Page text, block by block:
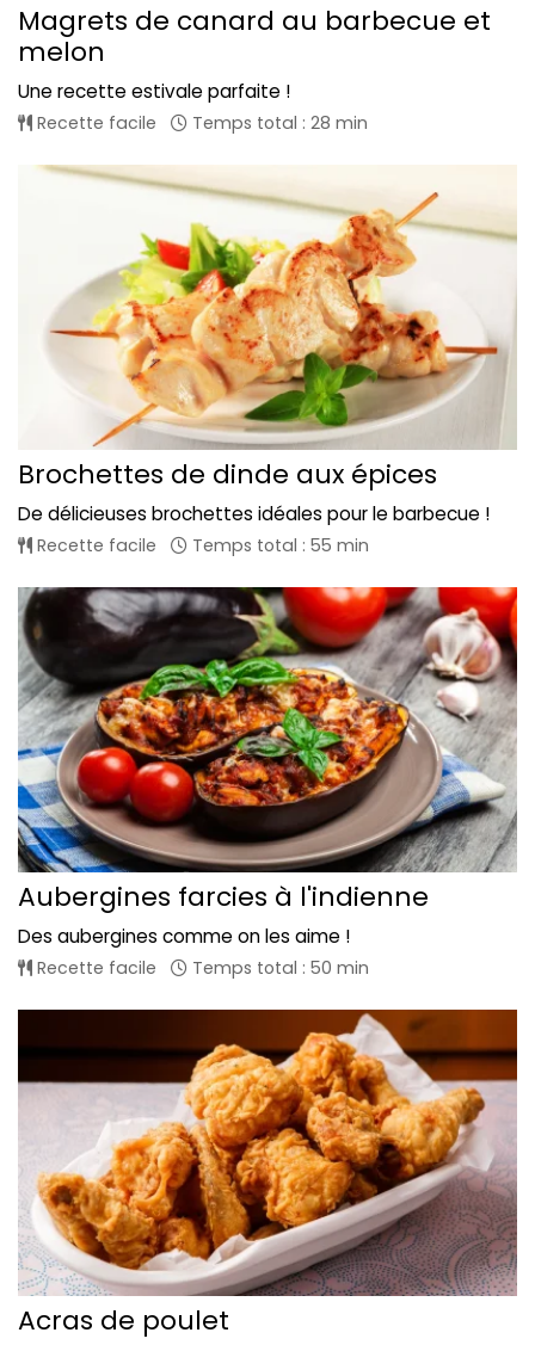
Magrets de canard au barbecue et
melon
Une recette estivale parfaite !
Recette facile Temps total : 28 min
Brochettes de dinde aux épices
De délicieuses brochettes idéales pour le barbecue !
Recette facile Temps total : 55 min
Aubergines farcies à l'indienne
Des aubergines comme on les aime !
Recette facile Temps total : 50 min
Acras de poulet